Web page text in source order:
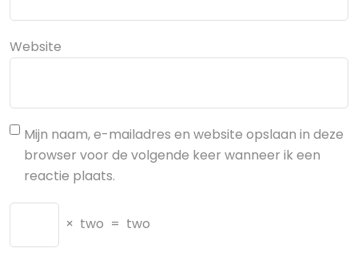
Website
Mijn naam, e-mailadres en website opslaan in deze
browser voor de volgende keer wanneer ik een
reactie plaats.
× two = two